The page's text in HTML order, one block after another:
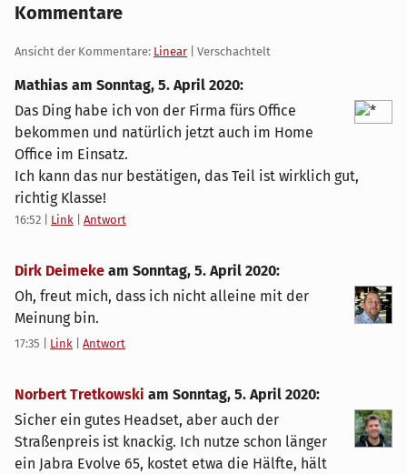
Kommentare
Ansicht der Kommentare: Linear | Verschachtelt
Mathias am Sonntag, 5. April 2020:
Das Ding habe ich von der Firma fürs Office
bekommen und natürlich jetzt auch im Home
Office im Einsatz.
Ich kann das nur bestätigen, das Teil ist wirklich gut,
richtig Klasse!
16:52 Link Antwort
Dirk Deimeke am Sonntag, 5. April 2020:
Oh, freut mich, dass ich nicht alleine mit der
Meinung bin.
17:35 Link Antwort
Norbert Tretkowski am Sonntag, 5. April 2020:
Sicher ein gutes Headset, aber auch der
Straßenpreis ist knackig. Ich nutze schon länger
ein Jabra Evolve 65, kostet etwa die Hälfte, hält